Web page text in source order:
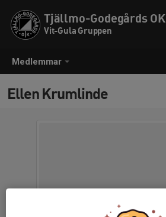
Medlemmar
Tjällmo-Godegårds OK
Vit-Gula Gruppen
Ellen Krumlinde